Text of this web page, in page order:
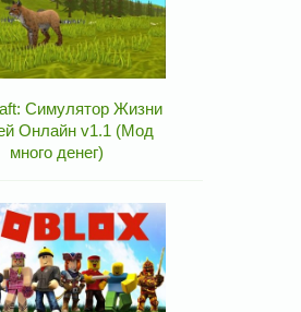
Симулятор Жизни
Онлайн v1.1 (Мод
много денег)